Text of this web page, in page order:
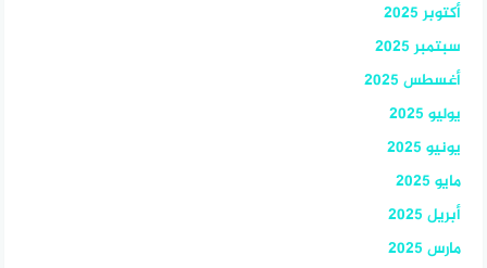
أكتوبر 2025
سبتمبر 2025
أغسطس 2025
يوليو 2025
يونيو 2025
مايو 2025
أبريل 2025
مارس 2025